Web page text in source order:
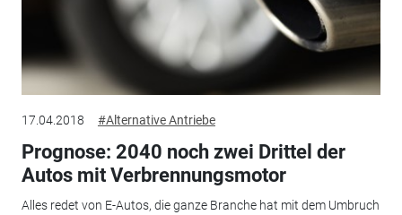
17.04.2018 #Alternative Antriebe
Prognose: 2040 noch zwei Drittel der
Autos mit Verbrennungsmotor
Alles redet von E-Autos, die ganze Branche hat mit dem Umbruch